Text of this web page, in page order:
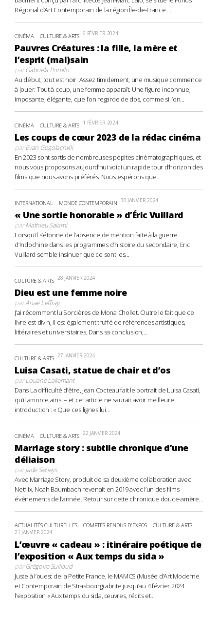
Régional d’Art Contemporain de la région Île-de-France....
CINÉMA CULTURE & ARTS 6 FÉVRIER 2024
Pauvres Créatures : la fille, la mère et
l’esprit (mal)sain
parGabriela Portillo
Au début, tout est noir. Assez timidement, une musique commence
à jouer. Tout à coup, une femme apparaît. Une figure inconnue,
imposante, élégante, que l’on regarde de dos, comme si l’on...
CINÉMA CULTURE & ARTS 1 FÉVRIER 2024
Les coups de cœur 2023 de la rédac cinéma
parEvan Gogolachvili
En 2023 sont sortis de nombreuses pépites cinématographiques, et
nous vous proposons aujourd’hui voici un rapide tour d’horizon des
films que nous avons préférés. Nous espérons que...
INTERNATIONAL MONDE CONTEMPORAIN 30 JANVIER 2024
« Une sortie honorable » d’Éric Vuillard
parMathieu Salami
Lorsqu’il s’étonne de l’absence de mention faite à la guerre
d’Indochine dans les programmes d’histoire du secondaire, Eric
Vuillard semble insinuer que ce sont les...
CULTURE & ARTS 28 JANVIER 2024
Dieu est une femme noire
parAnaë Leffray
J’ai récemment lu Sorcières de Mona Chollet. Outre le fait que ce
livre est divin, il est également truffé de références artistiques,
littéraires et universitaires. Dans sa conclusion,...
CULTURE & ARTS 27 JANVIER 2024
Luisa Casati, statue de chair et d’os
parLouane Lallemant
Dans La difficulté d’être, Jean Cocteau fait le portrait de Luisa Casati,
qu’il amorce ainsi – et cet article ne saurait avoir meilleure
introduction : « Que ces lignes lui...
CINÉMA CULTURE & ARTS 22 JANVIER 2024
Marriage story : subtile chronique d’une
déliaison
parJade Serieys
Avec Marriage Story, produit de sa deuxième collaboration avec
Netflix, Noah Baumbach revenait en 2019 avec l’un des films
évènements de l’année. Retour sur cette chronique douce-amère...
ACTUALITÉS CULTURELLES COMPTES RENDUS D'EXPOS CULTURE & ARTS
21 JANVIER 2024
L’œuvre « cadeau » : itinéraire poétique de
l’exposition « Aux temps du sida »
parGrégoire Suillaud
Juste à l’ouest de la Petite France, le MAMCS (Musée d’Art Moderne
et Contemporain de Strasbourg) abrite jusqu’au 4 février 2024
l’exposition « Aux temps du sida, œuvres, récits et...